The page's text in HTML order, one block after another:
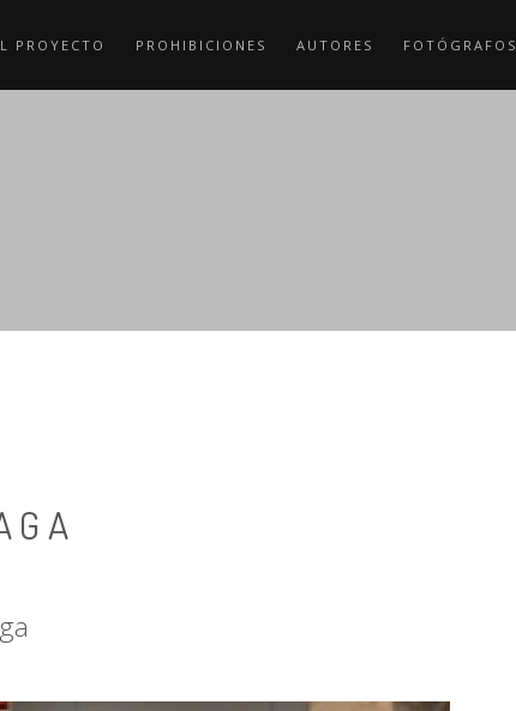
PROYECTO PROHIBICIONES AUTORES FOTÓGRAFOS